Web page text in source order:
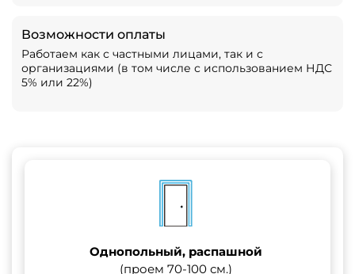
Возможности оплаты
Работаем как с частными лицами, так и с
организациями (в том числе с использованием НДС
5% или 22%)
Однопольный, распашной
(проем 70-100 см.)